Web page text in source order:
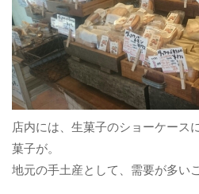
店内には、生菓子のショーケース
菓子が。
地元の手土産として、需要が多い